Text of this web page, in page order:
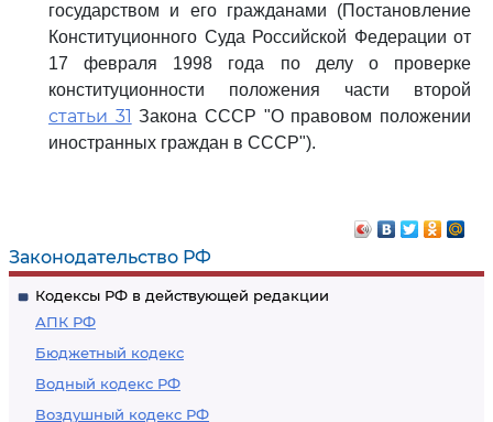
Законодательство РФ
Кодексы РФ в действующей редакции
АПК РФ
Бюджетный кодекс
Водный кодекс РФ
Воздушный кодекс РФ
государством и его гражданами (Постановление
Конституционного Суда Российской Федерации от
17 февраля 1998 года по делу о проверке
конституционности положения части второй
статьи 31 Закона СССР "О правовом положении
иностранных граждан в СССР").